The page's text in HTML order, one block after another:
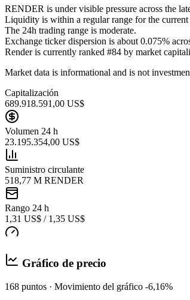
RENDER is under visible pressure across the
Liquidity is within a regular range for the current
The 24h trading range is moderate.
Exchange ticker dispersion is about 0.075%
Render is currently ranked #84 by market
Market data is informational and is not
Capitalización
689.918.591,00 US$
Volumen 24 h
23.195.354,00 US$
Suministro circulante
518,77 M RENDER
Rango 24 h
1,31 US$ / 1,35 US$
Gráfico de precio
168 puntos · Movimiento del gráfico -6,16%